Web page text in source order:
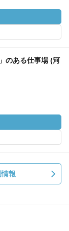
のある仕事場 (河
報